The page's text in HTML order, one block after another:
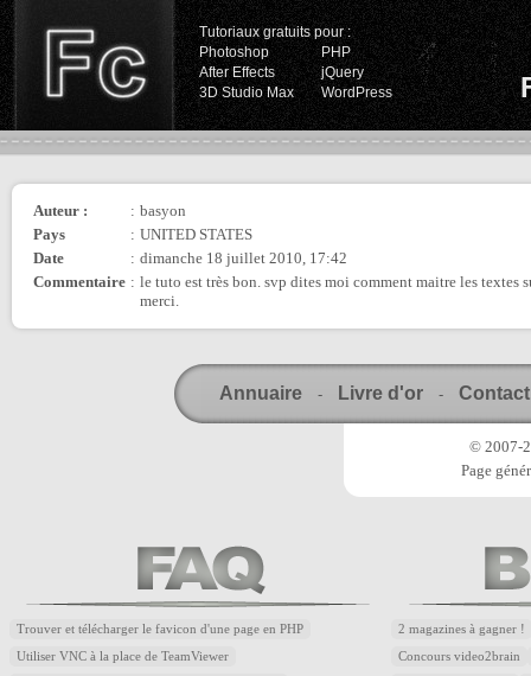
Tutoriaux gratuits pour :
Photoshop
PHP
After Effects
jQuery
3D Studio Max
WordPress
Auteur : : basyon
Pays
: UNITED STATES
Date
: dimanche 18 juillet 2010, 17:42
Commentaire : le tuto est très bon. svp dites moi comment maitre les textes
merci.
Annuaire - Livre d'or - Contact
© 2007-
Page
Trouver et télécharger le favicon d'une page en PHP
Utiliser VNC à la place de TeamViewer
2 magazines à gagner !
Concours video2brain